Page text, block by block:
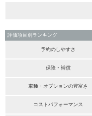
評価項目別ランキング
予約のしやすさ
保険・補償
車種・オプションの豊富さ
コストパフォーマンス